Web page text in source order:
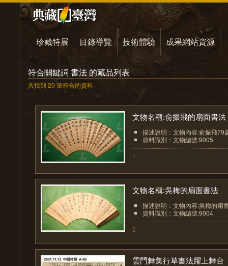
珍藏特展 目錄導覽 技術體驗 成果網站資源
符合關鍵詞 書法 的藏品列表
共找到 20 筆符合的資料
文物名稱:俞振飛的扇面書法
描述說明：文物內容:俞振飛79
資料識別：文物編號:9005
1
文物名稱:吳梅的扇面書法
描述說明：文物內容:吳梅的扇
資料識別：文物編號:9004
2
雲門舞集行草書法躍上舞台